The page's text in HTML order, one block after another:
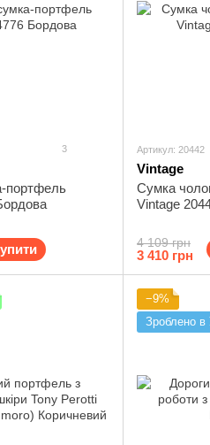
3
портфель
Артикул: 20442
Vintage
Сумка
Vintage
4 109 грн
3 410 грн
−9%
Зроблено в